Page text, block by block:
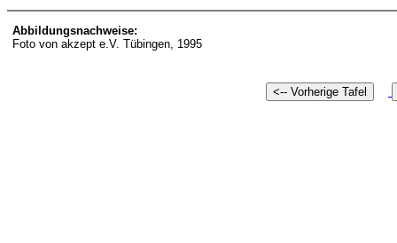
Abbildungsnachweise:
Foto von akzept e.V. Tübingen, 1995